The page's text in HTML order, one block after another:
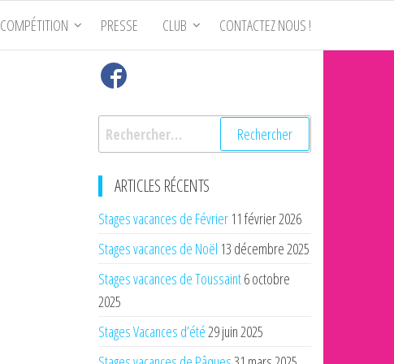
COMPÉTITION PRESSE CLUB CONTACTEZ NOUS !
Rechercher :
ARTICLES RÉCENTS
Stages vacances de Février 11 février 2026
Stages vacances de Noël 13 décembre 2025
Stages vacances de Toussaint6 octobre
2025
Stages Vacances d’été29 juin 2025